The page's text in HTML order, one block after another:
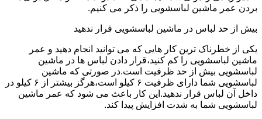
بردن عمر ماشین لباسشویی را ذکر می کنیم.
بیش از حد لباس در ماشین لباسشویی قرار ندهید
یکی از خطرناک ترین کار هایی که می توانید انجام دهید و عمر
ماشین لباسشویی را کم کنید،قرار دادن لباس ها در ماشین
لباسشویی بیش از حد ظرفیت است.در صورتی که ماشین
لباسشویی شما دارای ظرفیت ۶ کیلو است،هرگز بیشتر از ۶ کیلو در
داخل آن لباس قرار ندهید.این کار باعث می شود که عمر ماشین
لباسشویی شما به شدت افزایش پیدا کند.